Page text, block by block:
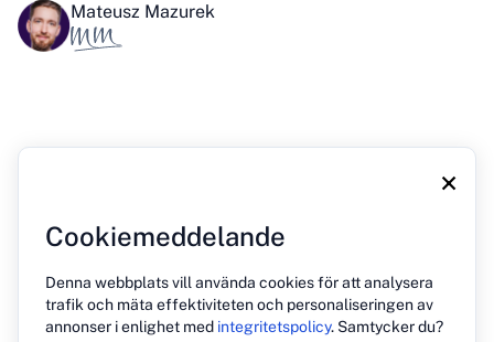
×
Cookiemeddelande
Denna webbplats vill använda cookies för att analysera
trafik och mäta effektiviteten och personaliseringen av
annonser i enlighet med integritetspolicy. Samtycker du?
Mateusz Mazurek